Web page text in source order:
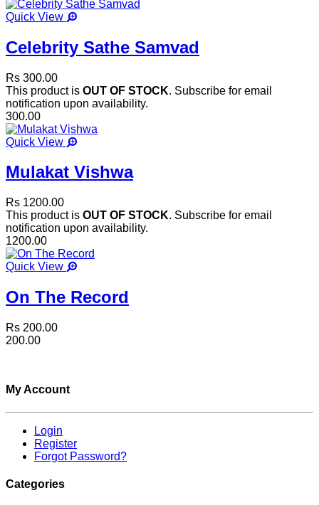
Quick View
Celebrity Sathe Samvad
Rs 300.00
This product is OUT OF STOCK. Subscribe for email
notification upon availability.
300.00
Quick View
Mulakat Vishwa
Rs 1200.00
This product is OUT OF STOCK. Subscribe for email
notification upon availability.
1200.00
Quick View
On The Record
Rs 200.00
200.00
My Account
Login
Register
Forgot Password?
Categories